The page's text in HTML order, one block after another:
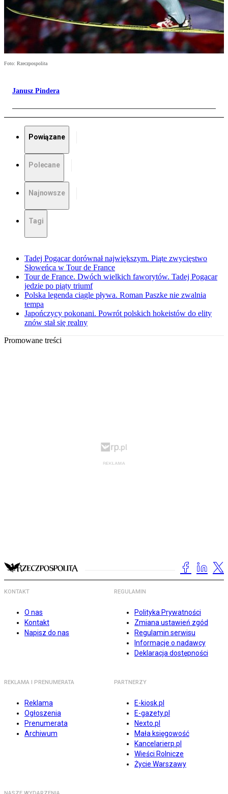
Foto: Rzeczpospolita
Janusz Pindera
Powiązane
Polecane
Najnowsze
Tagi
Tadej Pogacar dorównał największym. Piąte zwycięstwo
Słoweńca w Tour de France
Tour de France. Dwóch wielkich faworytów. Tadej Pogacar
jedzie po piąty triumf
Polska legenda ciągle pływa. Roman Paszke nie zwalnia
tempa
Japończycy pokonani. Powrót polskich hokeistów do elity
znów stał się realny
Promowane treści
KONTAKT
O nas
Kontakt
Napisz do nas
REGULAMIN
Polityka Prywatności
Zmiana ustawień zgód
Regulamin serwisu
Informacje o nadawcy
Deklaracja dostępności
REKLAMA I PRENUMERATA
Reklama
Ogłoszenia
Prenumerata
Archiwum
PARTNERZY
E-kiosk.pl
E-gazety.pl
Nexto.pl
Mała księgowość
Kancelarierp.pl
Wieści Rolnicze
Życie Warszawy